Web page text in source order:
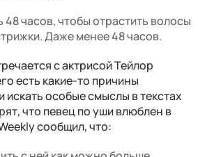
48 часов, чтобы отрастить волосы
Даже менее 48 часов.
с актрисой Тейлор
есть какие-то причины
особые смыслы в текстах
что певец по уши влюблен в
сообщил, что: